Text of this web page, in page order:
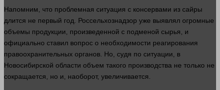
Напомним, что проблемная ситуация с консервами из сайры
длится не первый год. Россельхознадзор уже выявлял огромные
объемы продукции, произведенной с подменой сырья, и
официально ставил вопрос о необходимости реагирования
правоохранительных органов . Но, судя по ситуации, в
Новосибирской области объем такого производства не только не
сокращается, но и, наоборот, увеличивается.